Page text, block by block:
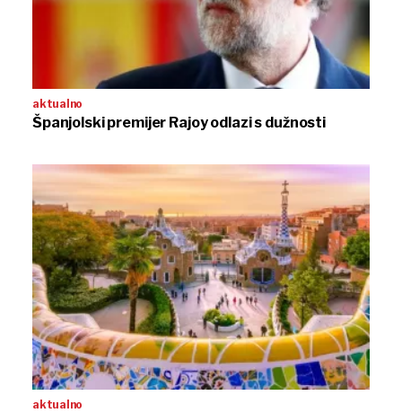
aktualno
Španjolski premijer Rajoy odlazi s dužnosti
aktualno